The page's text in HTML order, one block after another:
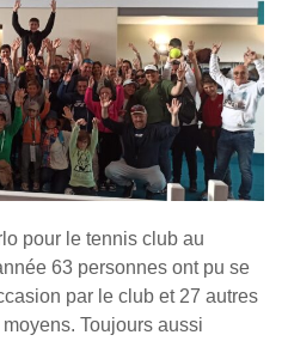
pour le tennis club au
63 personnes ont pu se
par le club et 27 autres
Toujours aussi